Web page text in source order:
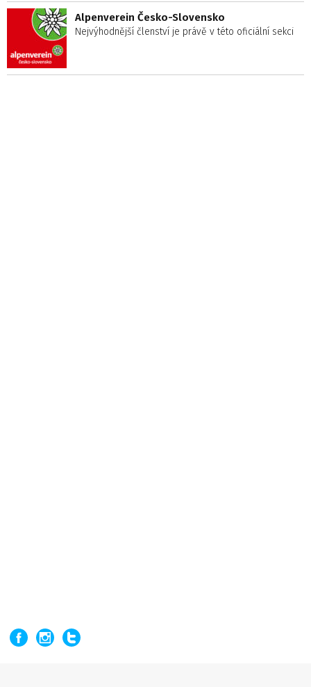
Alpenverein Česko-Slovensko
Nejvýhodnější členství je právě v této oficiální sekci